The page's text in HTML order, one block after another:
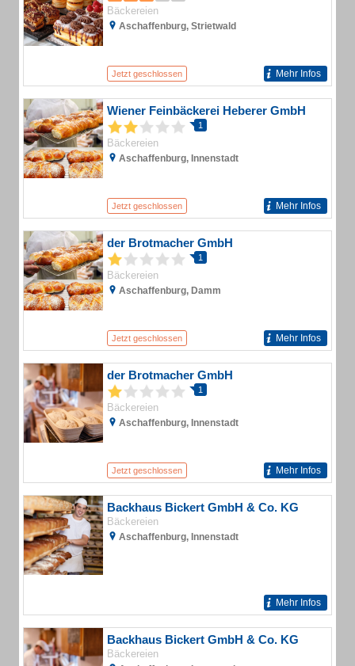
Bäckereien
Aschaffenburg, Strietwald
Jetzt geschlossen Mehr Infos
Wiener Feinbäckerei Heberer GmbH
1
Bäckereien
Aschaffenburg, Innenstadt
Jetzt geschlossen Mehr Infos
der Brotmacher GmbH
1
Bäckereien
Aschaffenburg, Damm
Jetzt geschlossen Mehr Infos
der Brotmacher GmbH
1
Bäckereien
Aschaffenburg, Innenstadt
Jetzt geschlossen Mehr Infos
Backhaus Bickert GmbH & Co. KG
Bäckereien
Aschaffenburg, Innenstadt
Mehr Infos
Backhaus Bickert GmbH & Co. KG
Bäckereien